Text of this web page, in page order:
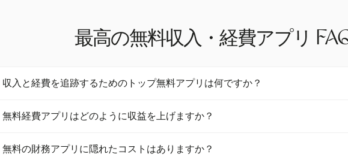
最高の無料収入・経費アプリ
収入と経費を追跡するためのトップ無料アプリは何ですか？
のない30日間の無料トライアルを提供しており、フリーランサーや小規模チームに人
無料経費アプリはどのように収益を上げますか？
の利用規約を確認して、潜在的なプライバシーへの影響を理解することが重要です。
無料の財務アプリに隠れたコストはありますか？